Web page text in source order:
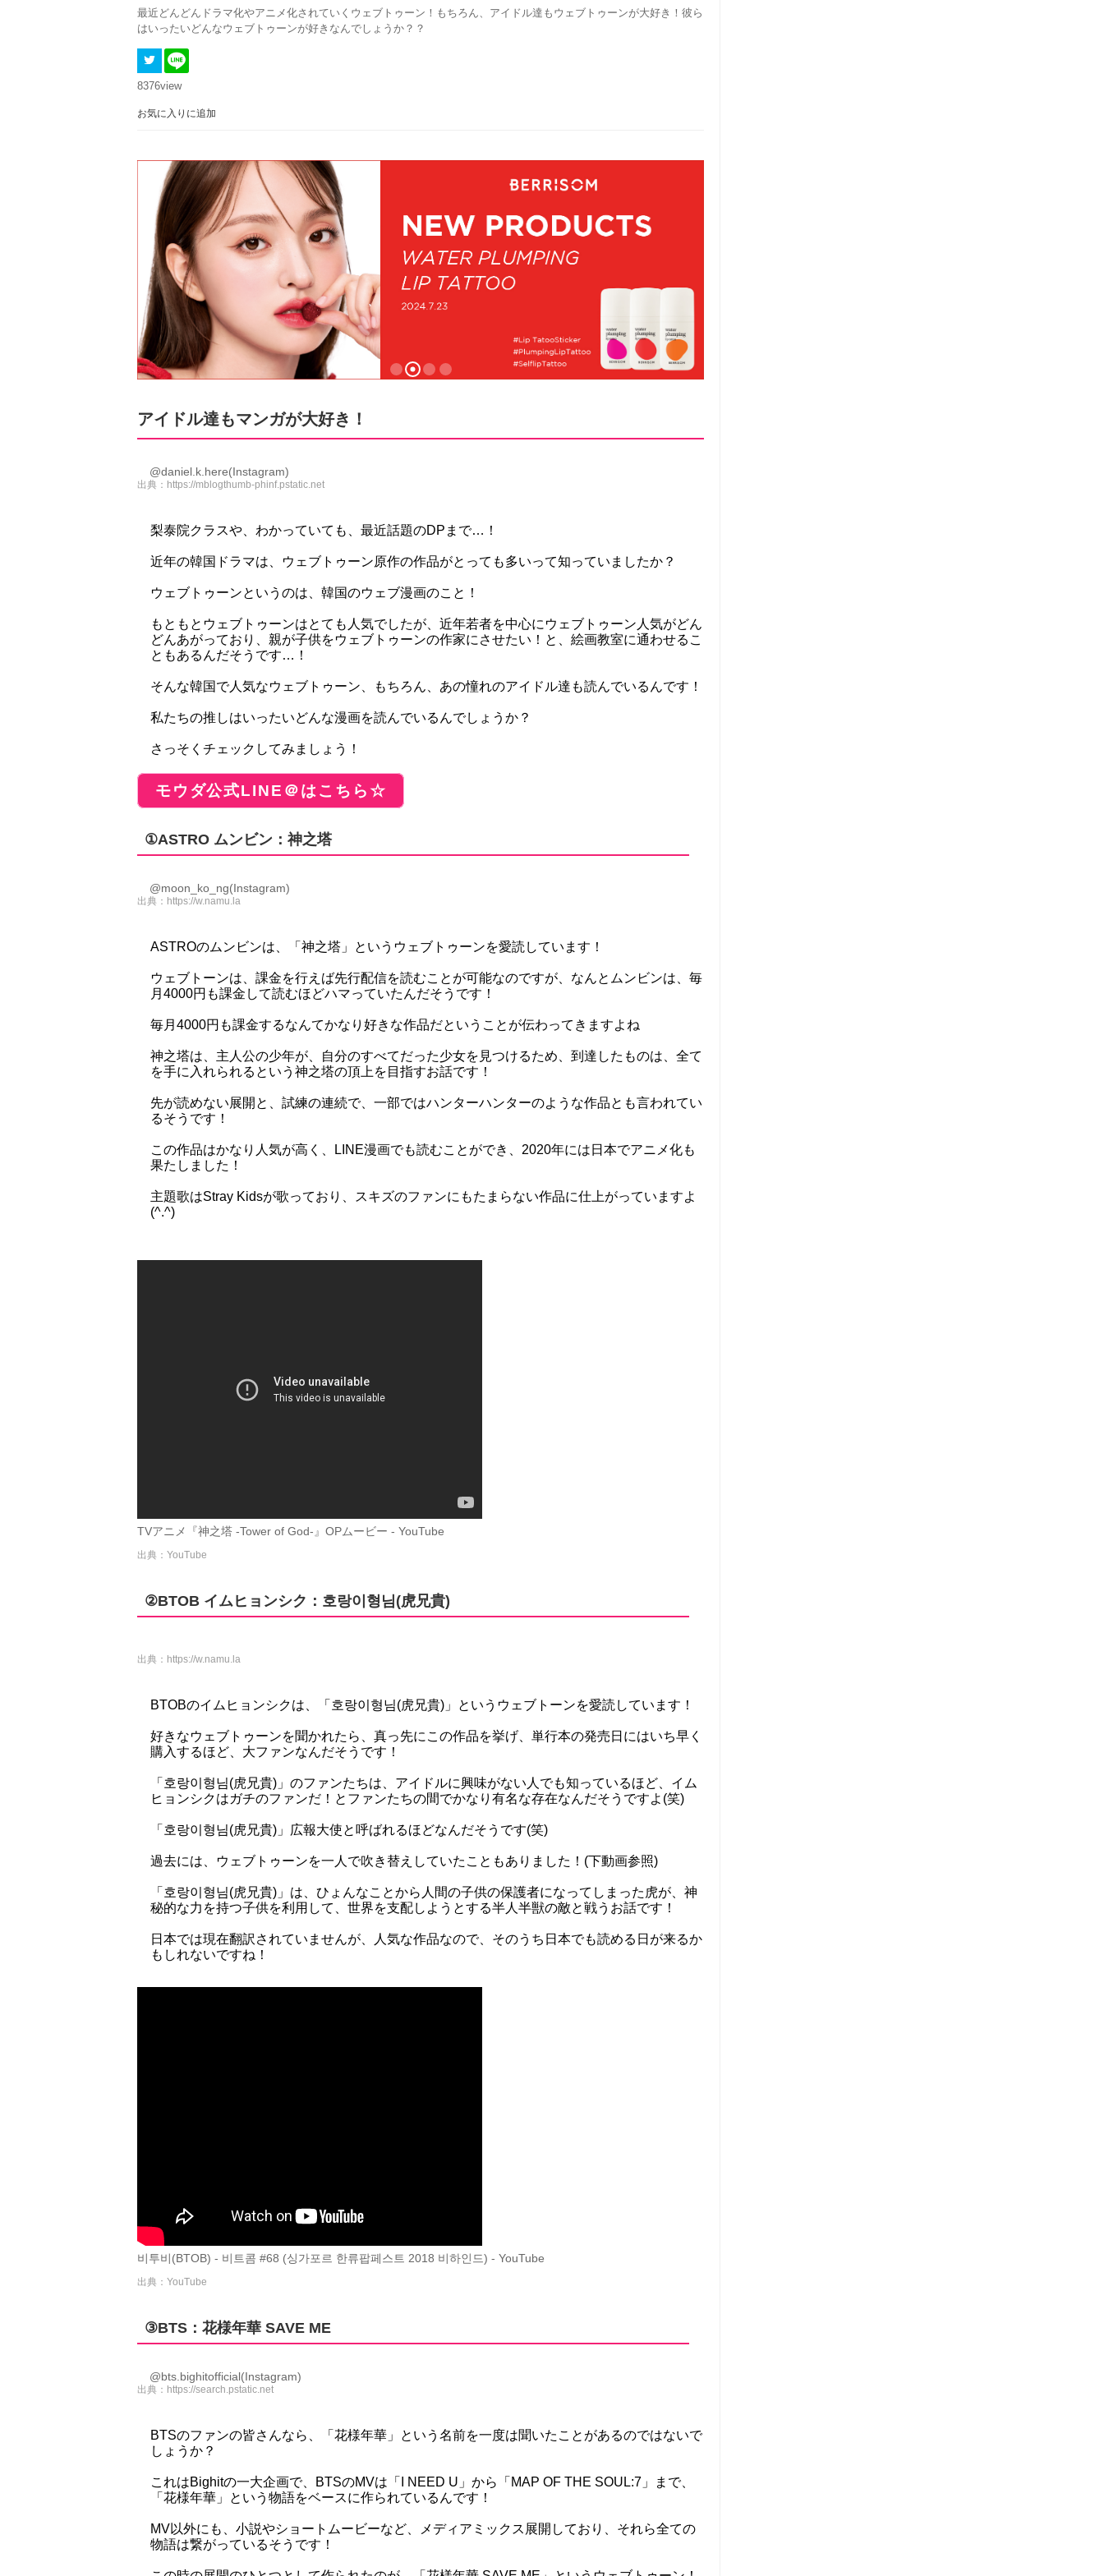
最近どんどんドラマ化やアニメ化されていくウェブトゥーン！もちろん、アイドル達もウェブトゥーンが大好き！彼ら
はいったいどんなウェブトゥーンが好きなんでしょうか？？
8376view
お気に入りに追加
アイドル達もマンガが大好き！
@daniel.k.here(Instagram)
出典： https://mblogthumb-phinf.pstatic.net
梨泰院クラスや、わかっていても、最近話題のDPまで…！
近年の韓国ドラマは、ウェブトゥーン原作の作品がとっても多いって知っていましたか？
ウェブトゥーンというのは、韓国のウェブ漫画のこと！
もともとウェブトゥーンはとても人気でしたが、近年若者を中心にウェブトゥーン人気がどん
どんあがっており、親が子供をウェブトゥーンの作家にさせたい！と、絵画教室に通わせるこ
ともあるんだそうです…！
そんな韓国で人気なウェブトゥーン、もちろん、あの憧れのアイドル達も読んでいるんです！
私たちの推しはいったいどんな漫画を読んでいるんでしょうか？
さっそくチェックしてみましょう！
モウダ公式LINE＠はこちら☆
①ASTRO ムンビン：神之塔
@moon_ko_ng(Instagram)
出典： https://w.namu.la
ASTROのムンビンは、「神之塔」というウェブトゥーンを愛読しています！
ウェブトーンは、課金を行えば先行配信を読むことが可能なのですが、なんとムンビンは、毎
月4000円も課金して読むほどハマっていたんだそうです！
毎月4000円も課金するなんてかなり好きな作品だということが伝わってきますよね
神之塔は、主人公の少年が、自分のすべてだった少女を見つけるため、到達したものは、全て
を手に入れられるという神之塔の頂上を目指すお話です！
先が読めない展開と、試練の連続で、一部ではハンターハンターのような作品とも言われてい
るそうです！
この作品はかなり人気が高く、LINE漫画でも読むことができ、2020年には日本でアニメ化も
果たしました！
主題歌はStray Kidsが歌っており、スキズのファンにもたまらない作品に仕上がっていますよ
(^.^)
TVアニメ『神之塔 -Tower of God-』OPムービー - YouTube
出典：YouTube
②BTOB イムヒョンシク：호랑이형님(虎兄貴)
出典： https://w.namu.la
BTOBのイムヒョンシクは、「호랑이형님(虎兄貴)」というウェブトーンを愛読しています！
好きなウェブトゥーンを聞かれたら、真っ先にこの作品を挙げ、単行本の発売日にはいち早く
購入するほど、大ファンなんだそうです！
「호랑이형님(虎兄貴)」のファンたちは、アイドルに興味がない人でも知っているほど、イム
ヒョンシクはガチのファンだ！とファンたちの間でかなり有名な存在なんだそうですよ(笑)
「호랑이형님(虎兄貴)」広報大使と呼ばれるほどなんだそうです(笑)
過去には、ウェブトゥーンを一人で吹き替えしていたこともありました！(下動画参照)
「호랑이형님(虎兄貴)」は、ひょんなことから人間の子供の保護者になってしまった虎が、神
秘的な力を持つ子供を利用して、世界を支配しようとする半人半獣の敵と戦うお話です！
日本では現在翻訳されていませんが、人気な作品なので、そのうち日本でも読める日が来るか
もしれないですね！
비투비(BTOB) - 비트콤 #68 (싱가포르 한류팝페스트 2018 비하인드) - YouTube
出典：YouTube
③BTS：花様年華 SAVE ME
@bts.bighitofficial(Instagram)
出典： https://search.pstatic.net
BTSのファンの皆さんなら、「花様年華」という名前を一度は聞いたことがあるのではないで
しょうか？
これはBighitの一大企画で、BTSのMVは「I NEED U」から「MAP OF THE SOUL:7」まで、
「花様年華」という物語をベースに作られているんです！
MV以外にも、小説やショートムービーなど、メディアミックス展開しており、それら全ての
物語は繋がっているそうです！